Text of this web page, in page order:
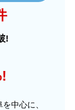
!
中心に、